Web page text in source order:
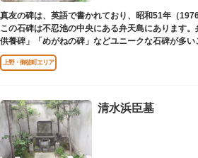
真友の碑は、英語で書かれており、昭和51年（
この石碑は不忍池の中央にある弁天島にあります
供養碑」「めがねの碑」などユニークな石碑が多い
上野・御徒町エリア
清水浜臣墓